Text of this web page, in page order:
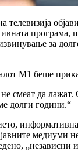
телевизија
програма,
за
М1 беше
смеат да
долги години.“
медиуми
„независни